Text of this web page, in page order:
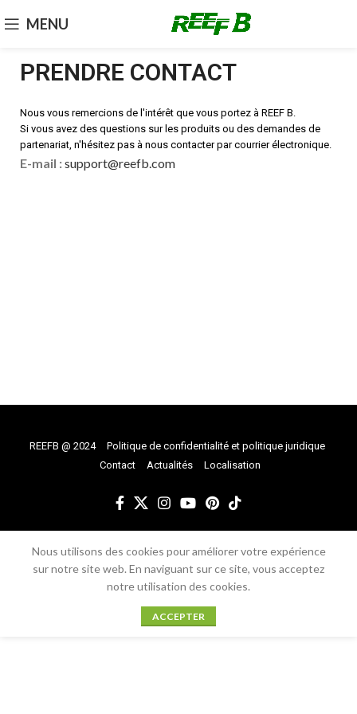
MENU
PRENDRE CONTACT
Nous vous remercions de l'intérêt que vous portez à REEF B.
Si vous avez des questions sur les produits ou des demandes de
partenariat, n'hésitez pas à nous contacter par courrier électronique.
E-mail :support@reefb.com
REEFB @ 2024
Politique de confidentialité et politique juridique
Contact
Actualités Localisation
Nous utilisons des cookies pour améliorer votre expérience
sur notre site web. En naviguant sur ce site, vous acceptez
notre utilisation des cookies.
ACCEPTER